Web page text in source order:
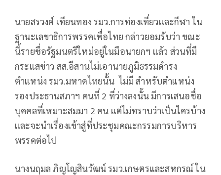
นายสรวงศ์ เทียนทอง รมว.การท่องเที่ยวและกีฬา ใน
ฐานะเลขาธิการพรรคเพื่อไทย กล่าวยอมรับว่า ขณะ
นี้รายชื่อรัฐมนตรีใหม่อยู่ในมือนายกฯ แล้ว ส่วนที่มี
กระแสข่าว สส.อีสานไม่เอานายภูมิธรรมดำรง
ตำแหน่ง รมว.มหาดไทยนั้น ไม่มี สำหรับตำแหน่ง
รองประธานสภาฯ คนที่ 2 ที่ว่างลงนั้น มีการเสนอชื่อ
บุคคลที่เหมาะสมมา 2 คน แต่ไม่ทราบว่าเป็นใครบ้าง
และจะนำเรื่องเข้าสู่ที่ประชุมคณะกรรมการบริหาร
พรรคต่อไป
นางนฤมล ภิญโญสินวัฒน์ รมว.เกษตรและสหกรณ์ ใน